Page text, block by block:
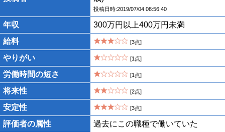
投稿日時:2019/07/04 08:56:40
年収
300万円以上400万円未満
給料
[3点]
やりがい [1点]
労働時間の短さ [1点]
将来性 [2点]
安定性 [3点]
評価者の属性
過去にこの職種で働いていた